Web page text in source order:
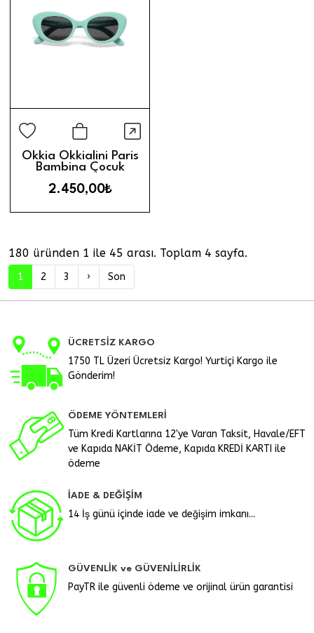
Sepete Ekle
Hızlı Görünüm
Okkia Okkialini Paris
Bambina Çocuk
Yaş) // Turquoise
2.450,00₺
180 üründen 1 ile 45 arası. Toplam 4 sayfa.
1 2 3 › Son
ÜCRETSİZ KARGO
1750 TL Üzeri Ücretsiz Kargo! Yurtiçi Kargo ile
Gönderim!
ÖDEME YÖNTEMLERİ
Tüm Kredi Kartlarına 12'ye Varan Taksit, Havale/EFT
ve Kapıda NAKİT Ödeme, Kapıda KREDİ KARTI ile
ödeme
İADE & DEĞİŞİM
14 İş günü içinde iade ve değişim imkanı...
GÜVENLİK ve GÜVENİLİRLİK
PayTR ile güvenli ödeme ve orijinal ürün garantisi